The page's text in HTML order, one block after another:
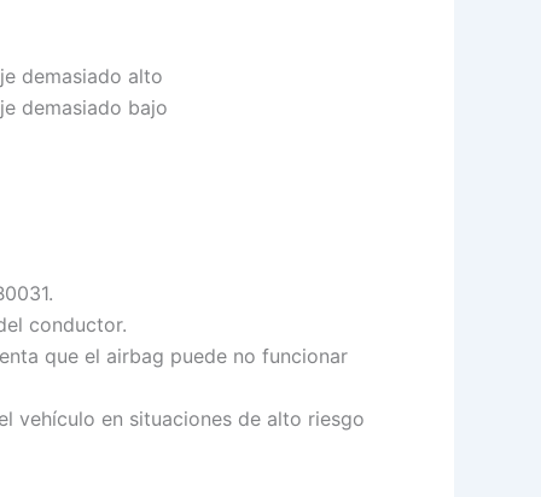
demasiado alto
demasiado bajo
conductor.
que el airbag puede no funcionar
vehículo en situaciones de alto riesgo